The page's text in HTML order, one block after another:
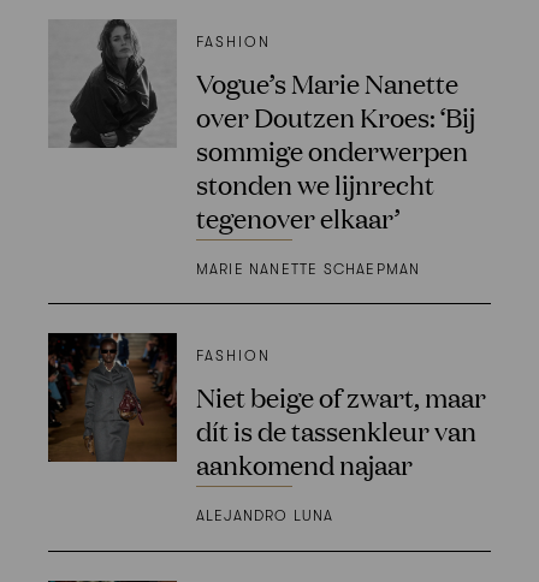
FASHION
Vogue’s Marie Nanette
over Doutzen Kroes: ‘Bij
sommige onderwerpen
stonden we lijnrecht
tegenover elkaar’
MARIE NANETTE SCHAEPMAN
FASHION
Niet beige of zwart, maar
dít is de tassenkleur van
aankomend najaar
ALEJANDRO LUNA